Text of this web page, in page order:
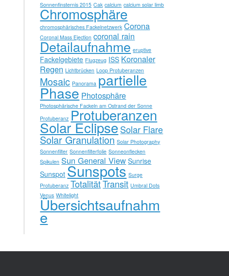
Sonnenfinsternis 2015 Cak calcium calcium solar limb
Chromosphäre
chromosphärisches Fackelnetzwerk Corona
Coronal Mass Ejection coronal rain
Detailaufnahme eruptive
Fackelgebiete Flugzeug ISS Koronaler
Regen Lichtbrücken Loop Protuberanzen
Mosaic Panorama partielle
PhasePhotosphäre
Photosphärische Fackeln am Ostrand der Sonne
Protuberanz Protuberanzen
Solar EclipseSolar Flare
Solar Granulation Solar Photography
Sonnenfilter Sonnenfilterfolie Sonneonflecken
Spikulen Sun General View Sunrise
Sunspot Sunspots Surge
Protuberanz TotalitätTransit Umbral Dots
Venus Whitelight
Übersichtsaufnahm
e